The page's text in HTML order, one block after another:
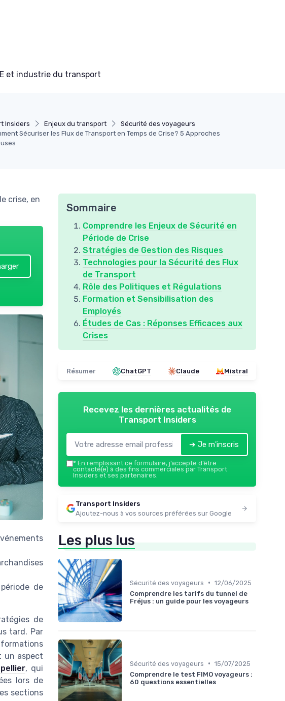
et industrie du transport
Insiders Enjeux du transport
Sécurité des voyageurs
Sécuriser les Flux de Transport en Temps de Crise? 5 Approches
crise, en
de
de
tard. Par
un aspect
, qui
lors de
sections
Sommaire
Comprendre les Enjeux de Sécurité en
Période de Crise
Stratégies de Gestion des Risques
Technologies pour la Sécurité des Flux
de Transport
Rôle des Politiques et Régulations
Formation et Sensibilisation des
Employés
Études de Cas : Réponses Efficaces aux
Crises
Résumer ChatGPT Claude Mistral
Recevez les dernières actualités de
Transport Insiders
➔ Je m'inscris
* En remplissant ce formulaire, j’accepte d’être
contacté(e) à des fins commerciales par Transport
Insiders et ses partenaires.
Transport Insiders
Ajoutez-nous à vos sources préférées sur Google
Les plus lus
Sécurité des voyageurs • 12/06/2025
Comprendre les tarifs du tunnel de
Fréjus : un guide pour les voyageurs
Sécurité des voyageurs • 15/07/2025
Comprendre le test FIMO voyageurs :
60 questions essentielles